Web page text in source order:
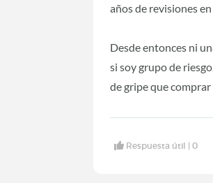
años de revisiones
Desde entonces ni
si soy grupo de
de gripe que
Respuesta útil |0